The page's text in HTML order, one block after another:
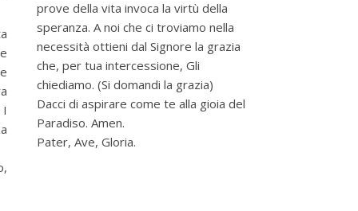
prove della vita invoca la virtù della
speranza. A noi che ci troviamo nella
necessità ottieni dal Signore la grazia
che, per tua intercessione, Gli
chiediamo. (Si domandi la grazia)
Dacci di aspirare come te alla gioia del
Paradiso. Amen.
Pater, Ave, Gloria.